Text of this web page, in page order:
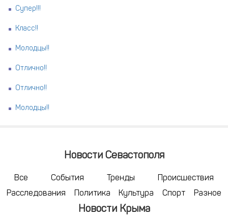
Супер!!!
Класс!!
Молодцы!!
Отлично!!
Отлично!!
Молодцы!!
Новости Севастополя
Все События Тренды
Происшествия
Расследования
Политика Культура Спорт Разное
Новости Крыма